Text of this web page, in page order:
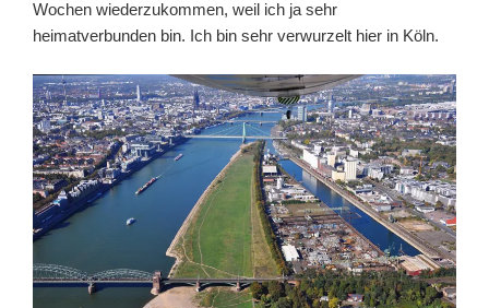
Wochen wiederzukommen, weil ich ja sehr
heimatverbunden bin. Ich bin sehr verwurzelt hier in Köln.